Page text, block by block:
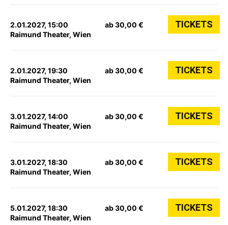
2.01.2027, 15:00
Raimund Theater, Wien
ab 30,00 € TICKETS
2.01.2027, 19:30
Raimund Theater, Wien
ab 30,00 € TICKETS
3.01.2027, 14:00
Raimund Theater, Wien
ab 30,00 € TICKETS
3.01.2027, 18:30
Raimund Theater, Wien
ab 30,00 € TICKETS
5.01.2027, 18:30
Raimund Theater, Wien
ab 30,00 € TICKETS